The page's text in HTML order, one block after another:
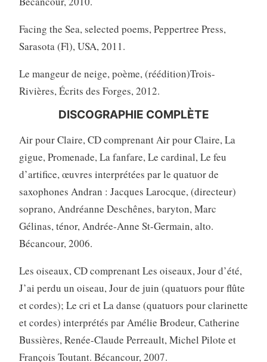
Facing the Sea, selected poems, Peppertree Press,
Sarasota (Fl), USA, 2011.
Le mangeur de neige, poème, (réédition)Trois-
Rivières, Écrits des Forges, 2012.
DISCOGRAPHIE COMPLÈTE
Air pour Claire, CD comprenant Air pour Claire, La
gigue, Promenade, La fanfare, Le cardinal, Le feu
d’artifice, œuvres interprétées par le quatuor de
saxophones Andran : Jacques Larocque, (directeur)
soprano, Andréanne Deschênes, baryton, Marc
Gélinas, ténor, Andrée-Anne St-Germain, alto.
Bécancour, 2006.
Les oiseaux, CD comprenant Les oiseaux, Jour d’été,
J’ai perdu un oiseau, Jour de juin (quatuors pour flûte
et cordes); Le cri et La danse (quatuors pour clarinette
et cordes) interprétés par Amélie Brodeur, Catherine
Bussières, Renée-Claude Perreault, Michel Pilote et
François Toutant. Bécancour, 2007.